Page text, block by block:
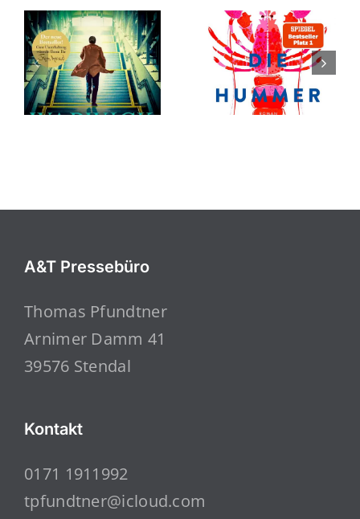
A&T Pressebüro
Thomas Pfundtner
Arnimer Damm 41
39576 Stendal
Kontakt
0171 1911992
tpfundtner@icloud.com